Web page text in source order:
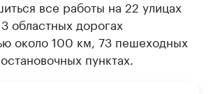
все работы на 22 улицах
областных дорогах
около 100 км, 73 пешеходных
пунктах.